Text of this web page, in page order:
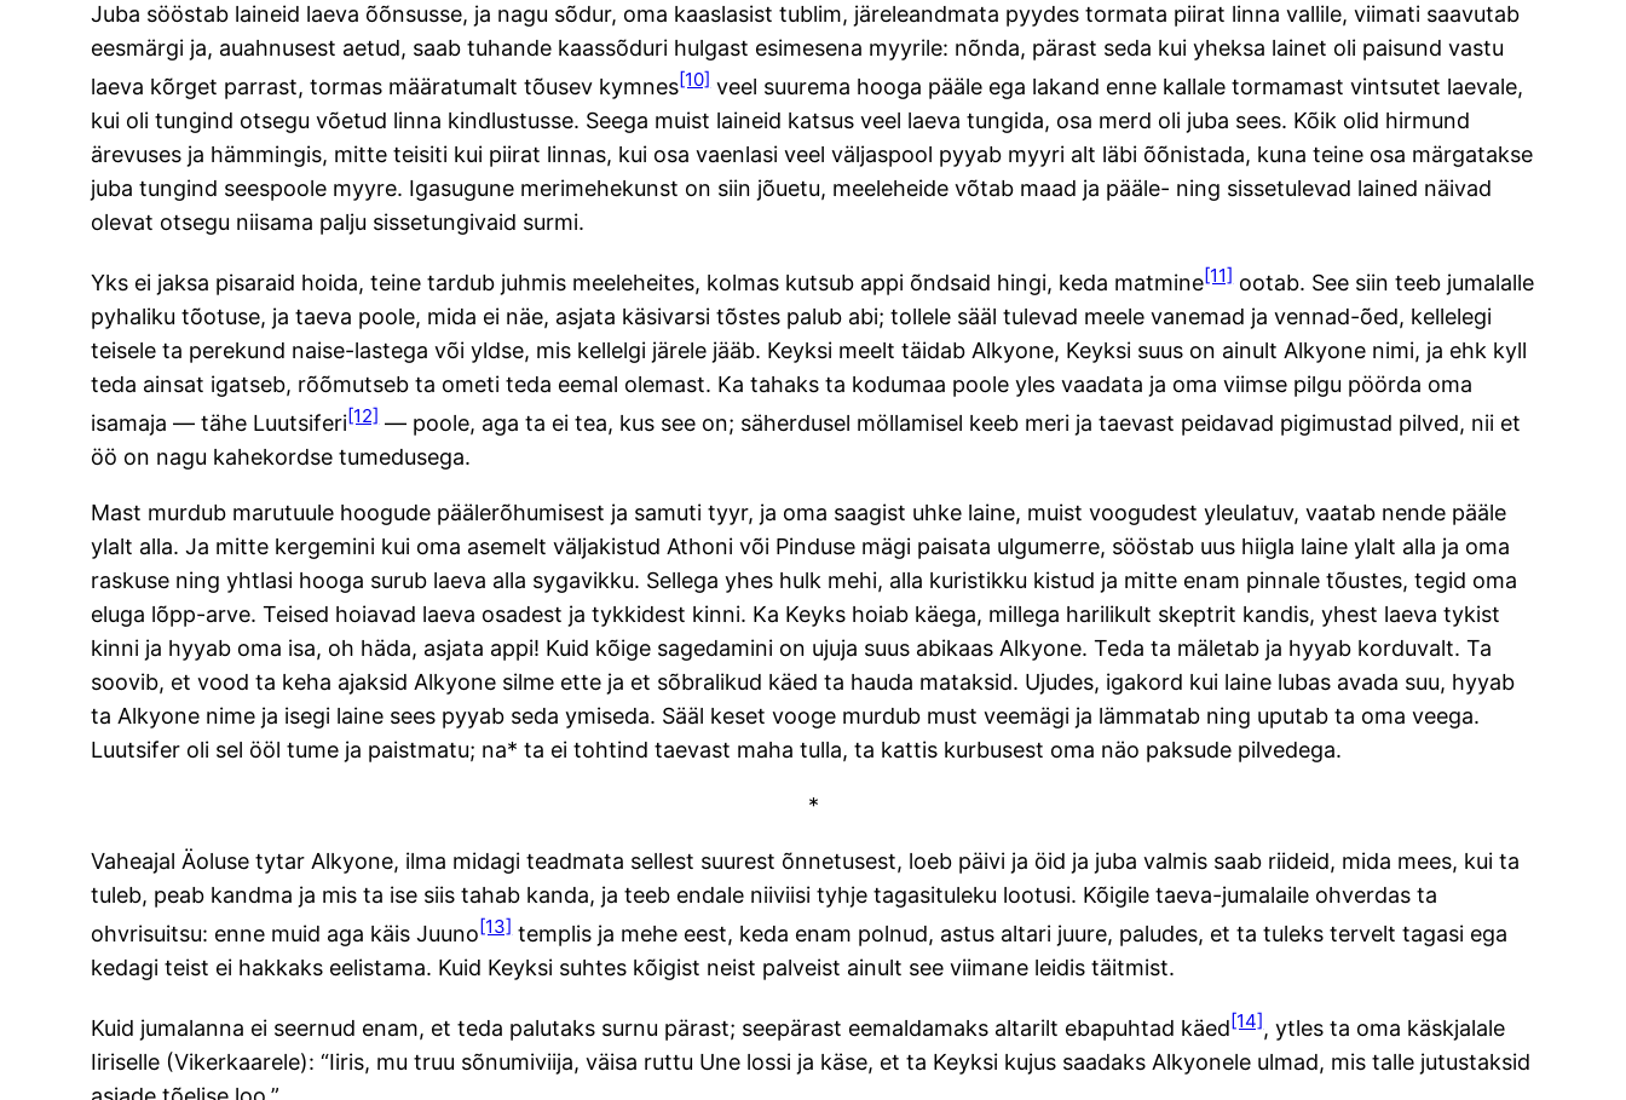
Juba sööstab laineid laeva õõnsusse, ja nagu sõdur, oma kaaslasist tublim, järeleandmata pyydes tormata piirat linna vallile, viimati saavutab
eesmärgi ja, auahnusest aetud, saab tuhande kaassõduri hulgast esimesena myyrile: nõnda, pärast seda kui yheksa lainet oli paisund vastu
laeva kõrget parrast, tormas määratumalt tõusev kymnes[10]veel suurema hooga pääle ega lakand enne kallale tormamast vintsutet laevale,
kui oli tungind otsegu võetud linna kindlustusse. Seega muist laineid katsus veel laeva tungida, osa merd oli juba sees. Kõik olid hirmund
ärevuses ja hämmingis, mitte teisiti kui piirat linnas, kui osa vaenlasi veel väljaspool pyyab myyri alt läbi õõnistada, kuna teine osa märgatakse
juba tungind seespoole myyre. Igasugune merimehekunst on siin jõuetu, meeleheide võtab maad ja pääle- ning sissetulevad lained näivad
olevat otsegu niisama palju sissetungivaid surmi.
Yks ei jaksa pisaraid hoida, teine tardub juhmis meeleheites, kolmas kutsub appi õndsaid hingi, keda matmine[11]ootab. See siin teeb jumalalle
pyhaliku tõotuse, ja taeva poole, mida ei näe, asjata käsivarsi tõstes palub abi; tollele sääl tulevad meele vanemad ja vennad-õed, kellelegi
teisele ta perekund naise-lastega või yldse, mis kellelgi järele jääb. Keyksi meelt täidab Alkyone, Keyksi suus on ainult Alkyone nimi, ja ehk kyll
teda ainsat igatseb, rõõmutseb ta ometi teda eemal olemast. Ka tahaks ta kodumaa poole yles vaadata ja oma viimse pilgu pöörda oma
isamaja — tähe Luutsiferi[12]— poole, aga ta ei tea, kus see on; säherdusel möllamisel keeb meri ja taevast peidavad pigimustad pilved, nii et
öö on nagu kahekordse tumedusega.
Mast murdub marutuule hoogude päälerõhumisest ja samuti tyyr, ja oma saagist uhke laine, muist voogudest yleulatuv, vaatab nende pääle
ylalt alla. Ja mitte kergemini kui oma asemelt väljakistud Athoni või Pinduse mägi paisata ulgumerre, sööstab uus hiigla laine ylalt alla ja oma
raskuse ning yhtlasi hooga surub laeva alla sygavikku. Sellega yhes hulk mehi, alla kuristikku kistud ja mitte enam pinnale tõustes, tegid oma
eluga lõpp-arve. Teised hoiavad laeva osadest ja tykkidest kinni. Ka Keyks hoiab käega, millega harilikult skeptrit kandis, yhest laeva tykist
kinni ja hyyab oma isa, oh häda, asjata appi! Kuid kõige sagedamini on ujuja suus abikaas Alkyone. Teda ta mäletab ja hyyab korduvalt. Ta
soovib, et vood ta keha ajaksid Alkyone silme ette ja et sõbralikud käed ta hauda mataksid. Ujudes, igakord kui laine lubas avada suu, hyyab
ta Alkyone nime ja isegi laine sees pyyab seda ymiseda. Sääl keset vooge murdub must veemägi ja lämmatab ning uputab ta oma veega.
Luutsifer oli sel ööl tume ja paistmatu; na* ta ei tohtind taevast maha tulla, ta kattis kurbusest oma näo paksude pilvedega.
*
Vaheajal Äoluse tytar Alkyone, ilma midagi teadmata sellest suurest õnnetusest, loeb päivi ja öid ja juba valmis saab riideid, mida mees, kui ta
tuleb, peab kandma ja mis ta ise siis tahab kanda, ja teeb endale niiviisi tyhje tagasituleku lootusi. Kõigile taeva-jumalaile ohverdas ta
ohvrisuitsu: enne muid aga käis Juuno [13]templis ja mehe eest, keda enam polnud, astus altari juure, paludes, et ta tuleks tervelt tagasi ega
kedagi teist ei hakkaks eelistama. Kuid Keyksi suhtes kõigist neist palveist ainult see viimane leidis täitmist.
Kuid jumalanna ei seernud enam, et teda palutaks surnu pärast; seepärast eemaldamaks altarilt ebapuhtad käed [14], ytles ta oma käskjalale
Iiriselle (Vikerkaarele): “Iiris, mu truu sõnumiviija, väisa ruttu Une lossi ja käse, et ta Keyksi kujus saadaks Alkyonele ulmad, mis talle jutustaksid